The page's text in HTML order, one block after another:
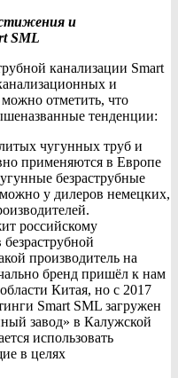
и
SML
канализации Smart
и
отметить, что
тенденции:
чугунных труб и
применяются в Европе
безраструбные
у дилеров немецких,
российскому
производитель на
бренд пришёл к нам
Китая, но с 2017
Smart SML загружен
завод» в Калужской
использовать
в целях